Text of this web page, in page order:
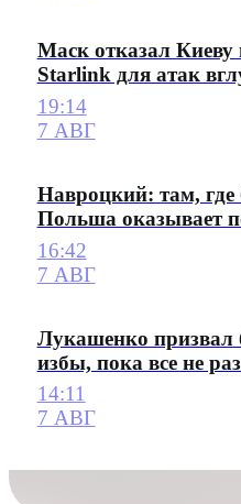
Маск отказал Киеву
Starlink для атак
19:14
7 АВГ
Навроцкий: там,
Польша оказывает
16:42
7 АВГ
Лукашенко призвал
избы, пока все не
14:11
7 АВГ